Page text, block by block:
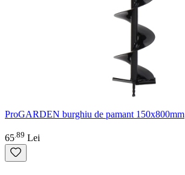
ProGARDEN burghiu de pamant 150x800mm
65 89 Lei